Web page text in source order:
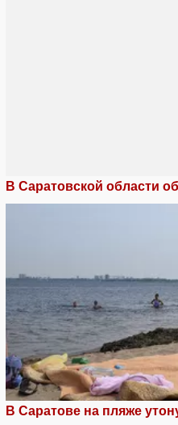
В Саратовской области
В Саратове на пляже